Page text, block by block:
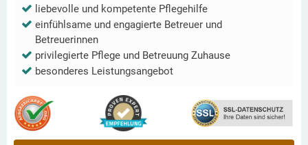
liebevolle und kompetente Pflegehilfe
einfühlsame und engagierte Betreuer und
Betreuerinnen
privilegierte Pflege und Betreuung Zuhause
besonderes Leistungsangebot